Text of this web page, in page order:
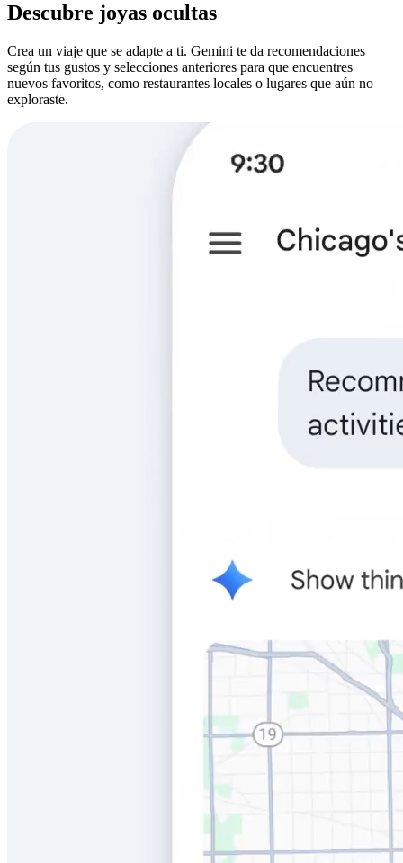
Descubre joyas ocultas
Crea un viaje que se adapte a ti. Gemini te da recomendaciones
según tus gustos y selecciones anteriores para que encuentres
nuevos favoritos, como restaurantes locales o lugares que aún no
exploraste.